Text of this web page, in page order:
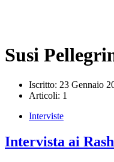
Susi
Iscritto: 23 Gennaio
Articoli: 1
Interviste
Intervista ai